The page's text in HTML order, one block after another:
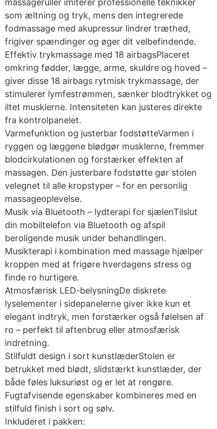
massageruller imiterer professionelle teknikker
som æltning og tryk, mens den integrerede
fodmassage med akupressur lindrer træthed,
frigiver spændinger og øger dit velbefindende.
Effektiv trykmassage med 18 airbagsPlaceret
omkring fødder, lægge, arme, skuldre og hoved –
giver disse 18 airbags rytmisk trykmassage, der
stimulerer lymfestrømmen, sænker blodtrykket og
iltet musklerne. Intensiteten kan justeres direkte
fra kontrolpanelet.
Varmefunktion og justerbar fodstøtteVarmen i
ryggen og læggene blødgør musklerne, fremmer
blodcirkulationen og forstærker effekten af
massagen. Den justerbare fodstøtte gør stolen
velegnet til alle kropstyper – for en personlig
massageoplevelse.
Musik via Bluetooth – lydterapi for sjælenTilslut
din mobiltelefon via Bluetooth og afspil
beroligende musik under behandlingen.
Musikterapi i kombination med massage hjælper
kroppen med at frigøre hverdagens stress og
finde ro hurtigere.
Atmosfærisk LED-belysningDe diskrete
lyselementer i sidepanelerne giver ikke kun et
elegant indtryk, men forstærker også følelsen af
ro – perfekt til aftenbrug eller atmosfærisk
indretning.
Stilfuldt design i sort kunstlæderStolen er
betrukket med blødt, slidstærkt kunstlæder, der
både føles luksuriøst og er let at rengøre.
Fugtafvisende egenskaber kombineres med en
stilfuld finish i sort og sølv.
Inkluderet i pakken: